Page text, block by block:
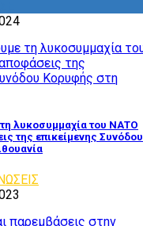
λυκοσυμμαχία του ΝΑΤΟ
της επικείμενης Συνόδου